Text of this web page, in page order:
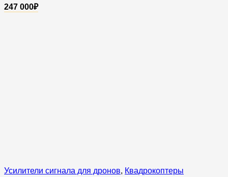
247 000₽
Усилители сигнала для дронов, Квадрокоптеры